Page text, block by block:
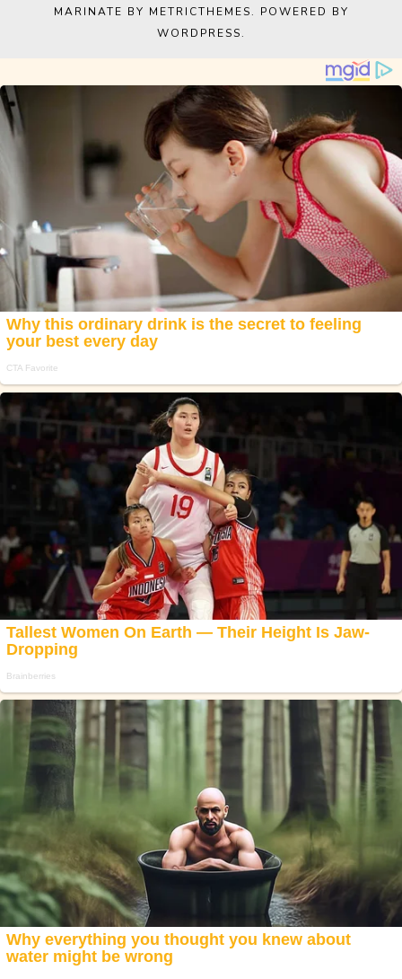
MARINATE BY METRICTHEMES. POWERED BY
WORDPRESS.